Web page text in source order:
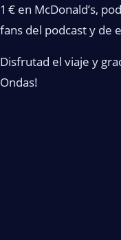
1 € en McDonald’s,
fans del podcast y de
Disfrutad el viaje y
Ondas!